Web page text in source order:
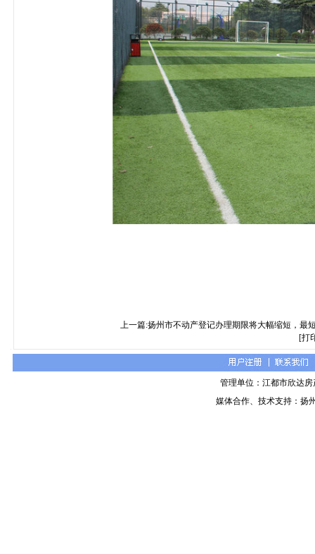
上一篇:扬州市不动产登记办理期限将大幅缩短，最
[打
管理单位：江都市欣达
媒体合作、技术支持：扬